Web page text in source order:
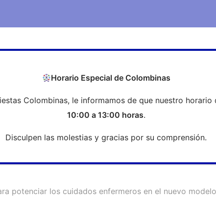
potenciar los cuidados
potenciar los cuidados enfermeros en el nuevo
Horario Especial de Colombinas
Colombinas, le informamos de que nuestro horario
10:00 a 13:00 horas.
Disculpen las molestias y gracias por su comprensión.